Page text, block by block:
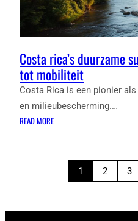
Costa rica’s duurzame
tot mobiliteit
Costa Rica is een pionier
en milieubescherming.…
READ MORE:
DUURZAME
SUCCESSEN:
TOT
1 2 3